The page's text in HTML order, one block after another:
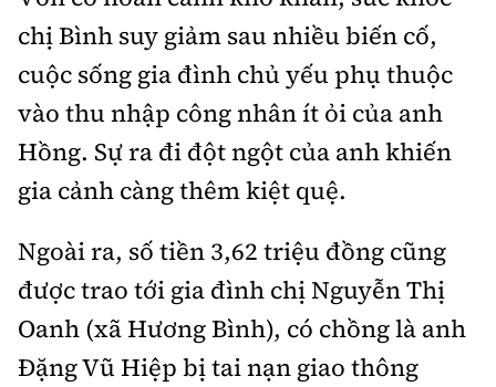
chị Bình suy giảm sau nhiều biến cố,
cuộc sống gia đình chủ yếu phụ thuộc
vào thu nhập công nhân ít ỏi của anh
Hồng. Sự ra đi đột ngột của anh khiến
gia cảnh càng thêm kiệt quệ.
Ngoài ra, số tiền 3,62 triệu đồng cũng
được trao tới gia đình chị Nguyễn Thị
Oanh (xã Hương Bình), có chồng là anh
Đặng Vũ Hiệp bị tai nạn giao thông